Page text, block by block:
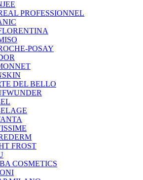
PROFESSIONNEL
POSAY
DEL BELLO
FROST
COSMETICS